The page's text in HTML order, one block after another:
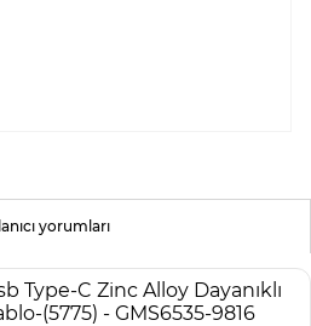
yorumları